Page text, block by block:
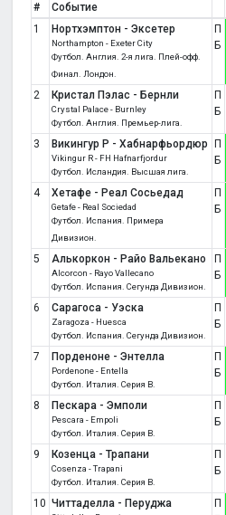
# Событие
1
Нортхэмптон - Эксетер
Northampton - Exeter City
Футбол. Англия. 2-я лига. Плей-офф.
Финал. Лондон.
П
Б
2 Кристал Пэлас - Бернли
Crystal Palace - Burnley
Футбол. Англия. Премьер-лига.
П
Б
3 Викингур Р - Хабнарфьордюр
Vikingur R - FH Hafnarfjordur
Футбол. Исландия. Высшая лига.
П
Б
4 Хетафе - Реал Сосьедад
Getafe - Real Sociedad
Футбол. Испания. Примера
Дивизион.
П
Б
5 Алькоркон - Райо Вальекано
Alcorcon - Rayo Vallecano
Футбол. Испания. Сегунда Дивизион.
П
Б
6 Сарагоса - Уэска
Zaragoza - Huesca
Футбол. Испания. Сегунда Дивизион.
П
Б
7 Порденоне - Энтелла
Pordenone - Entella
Футбол. Италия. Серия B.
П
Б
8 Пескара - Эмполи
Pescara - Empoli
Футбол. Италия. Серия B.
П
Б
9 Козенца - Трапани
Cosenza - Trapani
Футбол. Италия. Серия B.
П
Б
10 Читтаделла - Перуджа
П